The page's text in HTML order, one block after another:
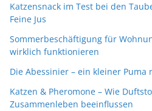
Katzensnack im Test bei den
Feine Jus
Sommerbeschäftigung für
wirklich funktionieren
Die Abessinier – ein kleiner Puma
Katzen & Pheromone – Wie
Zusammenleben beeinflussen